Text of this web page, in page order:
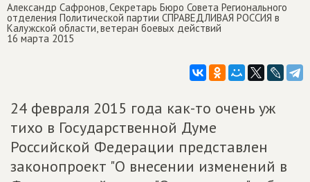
Александр Сафронов, Секретарь Бюро Совета Регионального
отделения Политической партии СПРАВЕДЛИВАЯ РОССИЯ в
Калужской области, ветеран боевых действий
16 марта 2015
24 февраля 2015 года как-то очень уж
тихо в Государственной Думе
Российской Федерации представлен
законопроект "О внесении изменений в